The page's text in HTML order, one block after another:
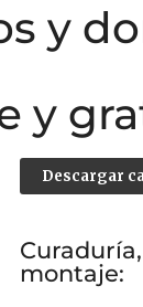
y
y
Descargar
montaje: